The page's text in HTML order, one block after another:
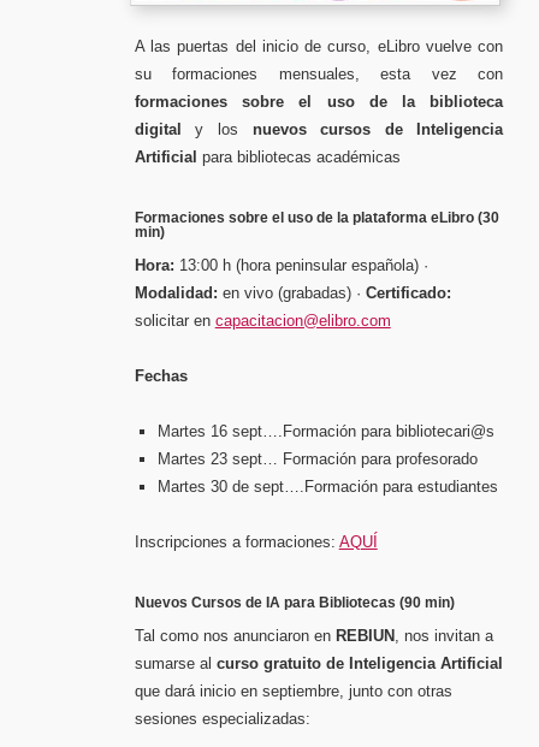
A las puertas del inicio de curso, eLibro vuelve con
su formaciones mensuales, esta vez con
formaciones sobre el uso de la biblioteca
digital y los nuevos cursos de Inteligencia
Artificial para bibliotecas académicas
Formaciones sobre el uso de la plataforma eLibro (30
min)
Hora: 13:00 h (hora peninsular española) ·
Modalidad: en vivo (grabadas) · Certificado:
solicitar en capacitacion@elibro.com
Fechas
Martes 16 sept….Formación para bibliotecari@s
Martes 23 sept… Formación para profesorado
Martes 30 de sept….Formación para estudiantes
Inscripciones a formaciones: AQUÍ
Nuevos Cursos de IA para Bibliotecas (90 min)
Tal como nos anunciaron en REBIUN, nos invitan a
sumarse al curso gratuito de Inteligencia Artificial
que dará inicio en septiembre, junto con otras
sesiones especializadas: